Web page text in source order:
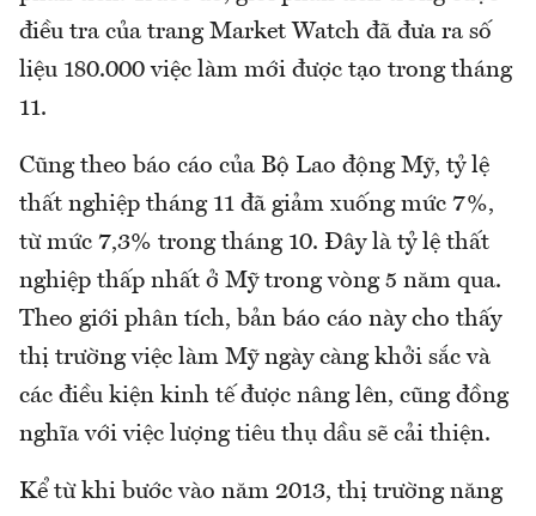
điều tra của trang Market Watch đã đưa ra số
liệu 180.000 việc làm mới được tạo trong tháng
11.
Cũng theo báo cáo của Bộ Lao động Mỹ, tỷ lệ
thất nghiệp tháng 11 đã giảm xuống mức 7%,
từ mức 7,3% trong tháng 10. Đây là tỷ lệ thất
nghiệp thấp nhất ở Mỹ trong vòng 5 năm qua.
Theo giới phân tích, bản báo cáo này cho thấy
thị trường việc làm Mỹ ngày càng khởi sắc và
các điều kiện kinh tế được nâng lên, cũng đồng
nghĩa với việc lượng tiêu thụ dầu sẽ cải thiện.
Kể từ khi bước vào năm 2013, thị trường năng